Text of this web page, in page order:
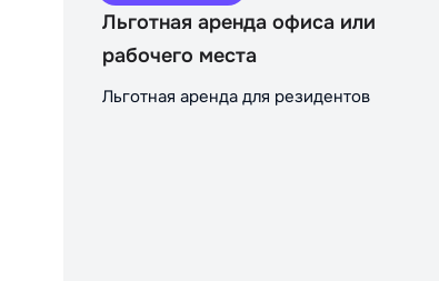
Льготная аренда офиса или
рабочего места
Льготная аренда для резидентов